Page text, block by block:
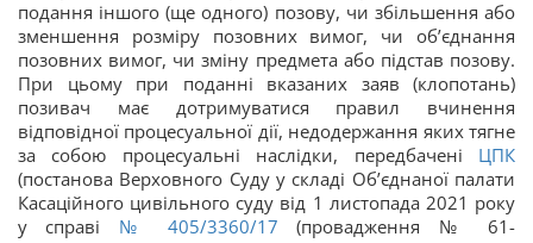
подання іншого (ще одного) позову, чи збільшення або
зменшення розміру позовних вимог, чи об’єднання
позовних вимог, чи зміну предмета або підстав позову.
При цьому при поданні вказаних заяв (клопотань)
позивач має дотримуватися правил вчинення
відповідної процесуальної дії, недодержання яких тягне
за собою процесуальні наслідки, передбачені ЦПК
(постанова Верховного Суду у складі Об’єднаної палати
Касаційного цивільного суду від 1 листопада 2021 року
у справі № 405/3360/17 (провадження № 61-